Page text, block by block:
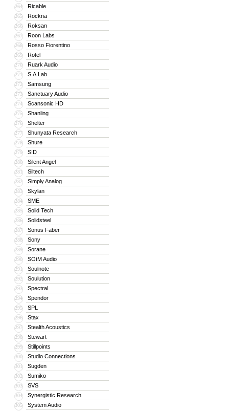
264 Ricable
265 Rockna
266 Roksan
267 Roon Labs
268 Rosso Fiorentino
269 Rotel
270 Ruark Audio
271 S.A.Lab
272 Samsung
273 Sanctuary Audio
274 Scansonic HD
275 Shanling
276 Shelter
277 Shunyata Research
278 Shure
279 SID
280 Silent Angel
281 Siltech
282 Simply Analog
283 Skylan
284 SME
285 Solid Tech
286 Solidsteel
287 Sonus Faber
288 Sony
289 Sorane
290 SOtM Audio
291 Soulnote
292 Soulution
293 Spectral
294 Spendor
295 SPL
296 Stax
297 Stealth Acoustics
298 Stewart
299 Stillpoints
300 Studio Connections
301 Sugden
302 Sumiko
303 SVS
304 Synergistic Research
305 System Audio